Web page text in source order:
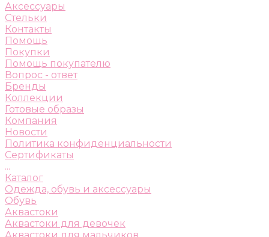
Аксессуары
Стельки
Контакты
Помощь
Покупки
Помощь покупателю
Вопрос - ответ
Бренды
Коллекции
Готовые образы
Компания
Новости
Политика конфиденциальности
Сертификаты
...
Каталог
Одежда, обувь и аксессуары
Обувь
Аквастоки
Аквастоки для девочек